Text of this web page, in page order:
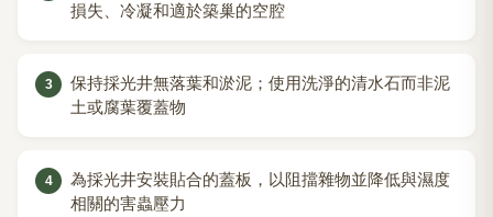
損失、冷凝和適於築巢的空腔
保持採光井無落葉和淤泥；使用洗淨的清水石而非泥
土或腐葉覆蓋物
為採光井安裝貼合的蓋板，以阻擋雜物並降低與濕度
相關的害蟲壓力